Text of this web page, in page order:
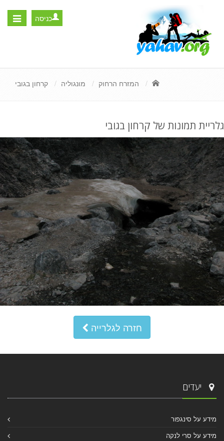
Toggle
כניסה
המזרח הרחוק מונגוליה קרחון בגובי
גלריית תמונות של קרחון בגובי
חזרה לגלרייה
יעדים
מידע על סינגפור
מידע על סרי לנקה